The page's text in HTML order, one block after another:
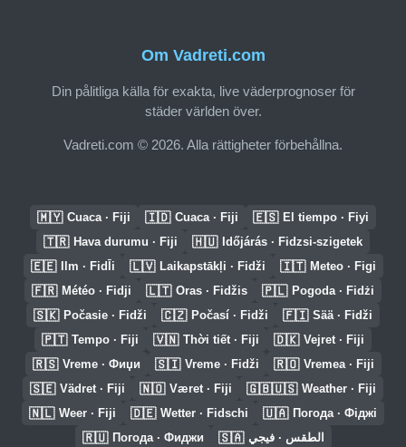
Om Vadreti.com
Din pålitliga källa för exakta, live väderprognoser för
städer världen över.
Vadreti.com © 2026. Alla rättigheter förbehållna.
🇲🇾 Cuaca · Fiji 🇮🇩 Cuaca · Fiji 🇪🇸 El tiempo · Fiyi
🇹🇷 Hava durumu · Fiji 🇭🇺 Időjárás · Fidzsi-szigetek
🇪🇪 Ilm · FidĪi 🇱🇻 Laikapstākļi · Fidži 🇮🇹 Meteo · Figi
🇫🇷 Météo · Fidji 🇱🇹 Oras · Fidžis 🇵🇱 Pogoda · Fidżi
🇸🇰 Počasie · Fidži 🇨🇿 Počasí · Fidži 🇫🇮 Sää · Fidži
🇵🇹 Tempo · Fiji 🇻🇳 Thời tiết · Fiji 🇩🇰 Vejret · Fiji
🇷🇸 Vreme · Фиџи 🇸🇮 Vreme · Fidži 🇷🇴 Vremea · Fiji
🇸🇪 Vädret · Fiji 🇳🇴 Været · Fiji 🇬🇧🇺🇸 Weather · Fiji
🇳🇱 Weer · Fiji 🇩🇪 Wetter · Fidschi 🇺🇦 Погода · Фіджі
🇷🇺 Погода · Фиджи 🇸🇦 الطقس · فيجي